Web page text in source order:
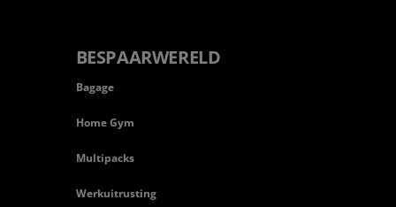
BESPAARWERELD
Bagage
Home Gym
Multipacks
Werkuitrusting